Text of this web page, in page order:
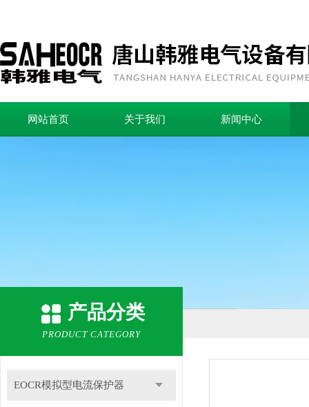
网站首页 关于我们 新闻中心
产品分类
PRODUCT CATEGORY
EOCR模拟型电流保护器